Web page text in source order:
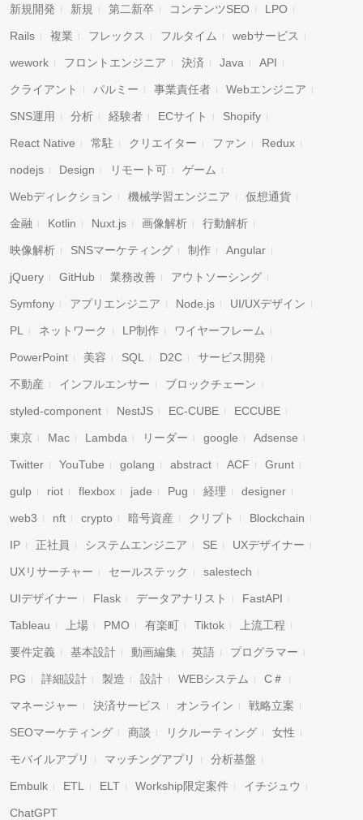
新規開発 新規 第二新卒 コンテンツSEO LPO
Rails 複業 フレックス フルタイム webサービス
wework フロントエンジニア 決済 Java API
クライアント パルミー 事業責任者 Webエンジニア
SNS運用 分析 経験者 ECサイト Shopify
React Native 常駐 クリエイター ファン Redux
nodejs Design リモート可 ゲーム
Webディレクション 機械学習エンジニア 仮想通貨
金融 Kotlin Nuxt.js 画像解析 行動解析
映像解析 SNSマーケティング 制作 Angular
jQuery GitHub 業務改善 アウトソーシング
Symfony アプリエンジニア Node.js UI/UXデザイン
PL ネットワーク LP制作 ワイヤーフレーム
PowerPoint 美容 SQL D2C サービス開発
不動産 インフルエンサー ブロックチェーン
styled-component NestJS EC-CUBE ECCUBE
東京 Mac Lambda リーダー google Adsense
Twitter YouTube golang abstract ACF Grunt
gulp riot flexbox jade Pug 経理 designer
web3 nft crypto 暗号資産 クリプト Blockchain
IP 正社員 システムエンジニア SE UXデザイナー
UXリサーチャー セールステック salestech
UIデザイナー Flask データアナリスト FastAPI
Tableau 上場 PMO 有楽町 Tiktok 上流工程
要件定義 基本設計 動画編集 英語 プログラマー
PG 詳細設計 製造 設計 WEBシステム C＃
マネージャー 決済サービス オンライン 戦略立案
SEOマーケティング 商談 リクルーティング 女性
モバイルアプリ マッチングアプリ 分析基盤
Embulk ETL ELT Workship限定案件 イチジュウ
ChatGPT